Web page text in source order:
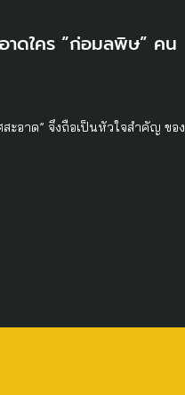
าดใคร “ก่อมลพิษ” คน
ะอาด” จึงถือเป็นหัวใจสำคัญ ของ